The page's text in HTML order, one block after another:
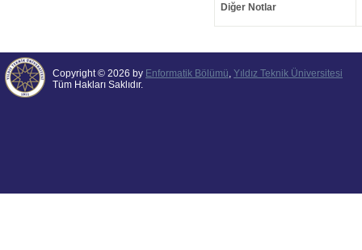
Diğer Notlar
Copyright © 2026 by Enformatik Bölümü, Yıldız Teknik Üniversitesi
Tüm Hakları Saklıdır.